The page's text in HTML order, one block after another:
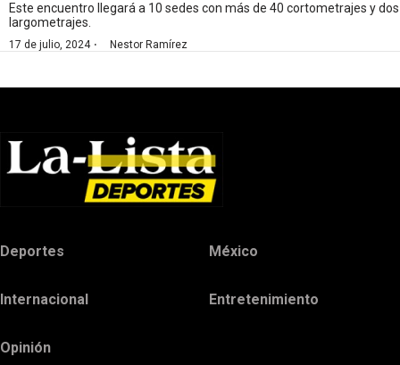
Este encuentro llegará a 10 sedes con más de 40 cortometrajes y dos
largometrajes.
17 de julio, 2024· Nestor Ramírez
Deportes México
Internacional Entretenimiento
Opinión